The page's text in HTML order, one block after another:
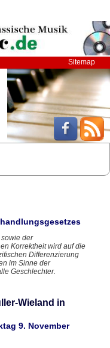
Sitemap
der
Korrektheit wird auf die
Differenzierung
im Sinne der
Geschlechter.
Wieland in
9. November